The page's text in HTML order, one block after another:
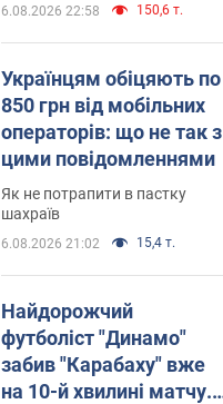
6.08.2026 22:58 150,6 т.
Українцям обіцяють по
850 грн від мобільних
операторів: що не так з
цими повідомленнями
Як не потрапити в пастку
шахраїв
6.08.2026 21:02 15,4 т.
Найдорожчий
футболіст "Динамо"
забив "Карабаху" вже
на 10-й хвилині матчу.